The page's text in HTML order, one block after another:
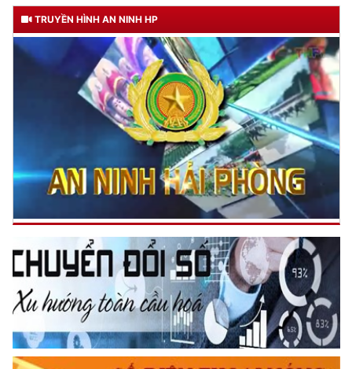
TRUYỀN HÌNH AN NINH HP